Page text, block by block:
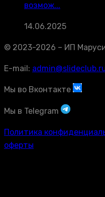
возмож...
14.06.2025
© 2023-2026 – ИП
E-mail:
Мы во Вконтакте
Мы в Telegram
Политика
оферты